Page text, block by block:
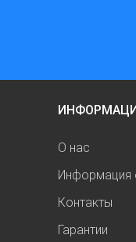
О нас
Информация
Контакты
Гарантии